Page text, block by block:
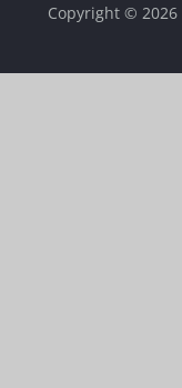
Copyright © 2026